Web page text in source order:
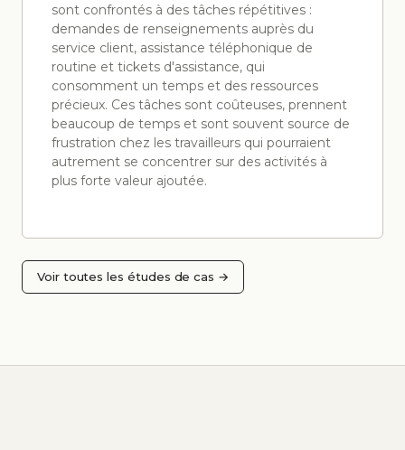
sont confrontés à des tâches répétitives :
demandes de renseignements auprès du
service client, assistance téléphonique de
routine et tickets d'assistance, qui
consomment un temps et des ressources
précieux. Ces tâches sont coûteuses, prennent
beaucoup de temps et sont souvent source de
frustration chez les travailleurs qui pourraient
autrement se concentrer sur des activités à
plus forte valeur ajoutée.
Voir toutes les études de cas →